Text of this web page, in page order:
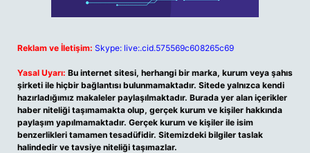
Reklam ve İletişim: Skype: live:.cid.575569c608265c69
Yasal Uyarı: Bu internet sitesi, herhangi bir marka, kurum veya şahıs
şirketi ile hiçbir bağlantısı bulunmamaktadır. Sitede yalnızca kendi
hazırladığımız makaleler paylaşılmaktadır. Burada yer alan içerikler
haber niteliği taşımamakta olup, gerçek kurum ve kişiler hakkında
paylaşım yapılmamaktadır. Gerçek kurum ve kişiler ile isim
benzerlikleri tamamen tesadüfidir. Sitemizdeki bilgiler taslak
halindedir ve tavsiye niteliği taşımazlar.